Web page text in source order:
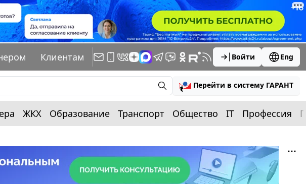
Клиентам Войти Eng
Перейти в систему ГАРАНТ
ЖКХ Образование Транспорт Общество IT Профессия